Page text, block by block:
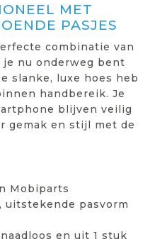
MET
PASJES
combinatie van
je nu onderweg bent
slanke, luxe hoes heb
handbereik. Je
blijven veilig
gemak en stijl met de
Mobiparts
uitstekende pasvorm
en uit 1 stuk